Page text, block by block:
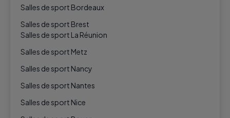
Salles de sport Bordeaux
Salles de sport Brest
Salles de sport La Réunion
Salles de sport Metz
Salles de sport Nancy
Salles de sport Nantes
Salles de sport Nice